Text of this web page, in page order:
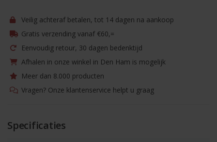
Veilig achteraf betalen, tot 14 dagen na aankoop
Gratis verzending vanaf €60,=
Eenvoudig retour, 30 dagen bedenktijd
Afhalen in onze winkel in Den Ham is mogelijk
Meer dan 8.000 producten
Vragen? Onze klantenservice helpt u graag
Specificaties